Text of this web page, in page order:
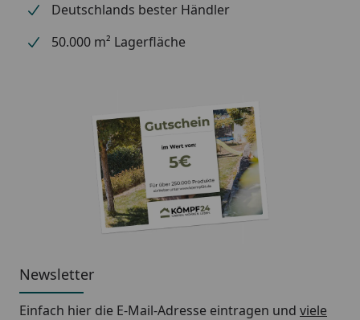
Deutschlands bester Händler
50.000 m² Lagerfläche
Newsletter
Einfach hier die E-Mail-Adresse eintragen und viele